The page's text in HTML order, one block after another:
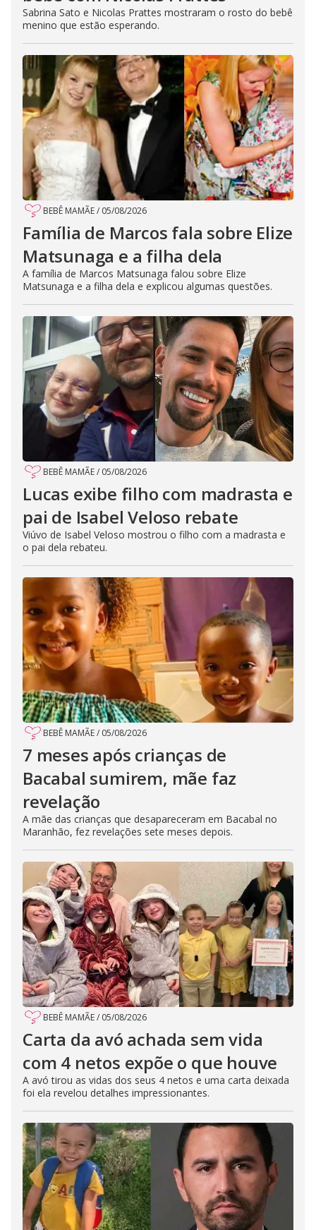
Sabrina Sato e Nicolas Prattes mostraram o rosto do bebê
menino que estão esperando.
BEBÊ MAMÃE/ 05/08/2026
Família de Marcos fala sobre Elize
Matsunaga e a filha dela
A família de Marcos Matsunaga falou sobre Elize
Matsunaga e a filha dela e explicou algumas questões.
BEBÊ MAMÃE/ 05/08/2026
Lucas exibe filho com madrasta e
pai de Isabel Veloso rebate
Viúvo de Isabel Veloso mostrou o filho com a madrasta e
o pai dela rebateu.
BEBÊ MAMÃE/ 05/08/2026
7 meses após crianças de
Bacabal sumirem, mãe faz
revelação
A mãe das crianças que desapareceram em Bacabal no
Maranhão, fez revelações sete meses depois.
BEBÊ MAMÃE/ 05/08/2026
Carta da avó achada sem vida
com 4 netos expõe o que houve
A avó tirou as vidas dos seus 4 netos e uma carta deixada
foi ela revelou detalhes impressionantes.